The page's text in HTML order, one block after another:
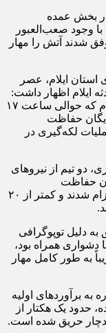
بخش عمده
وجود صعب‌العبور
شدند آتش را مهار
استان ایلام، عصر
حادثه ایلام اظهار داشت:
آتش‌سوزی عصر امروز در ارتفاعات شلم ایلام که حوالی ساعت ۱۷
یگان حفاظت
لکه‌گیری در
دو تیم از نیروهای
حفاظت
محیط‌زیست و نیروهای مردمی به منطقه اعزام شدند و کمتر از ۲۰
دلیل توپوگرافی
همراه بود،
به طور کامل مهار
به برآوردهای اولیه
یک هکتار از
حریق شده است.